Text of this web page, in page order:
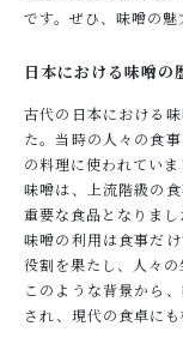
です。ぜひ、味噌の魅
日本における味噌の
古代の日本における
た。当時の人々の食
の料理に使われていま
味噌は、上流階級の
重要な食品となりまし
味噌の利用は食事だ
役割を果たし、人々の
このような背景から
され、現代の食卓にも